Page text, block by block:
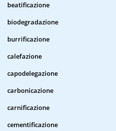
beatificazione
biodegradazione
burrificazione
calefazione
capodelegazione
carbonicazione
carnificazione
cementificazione